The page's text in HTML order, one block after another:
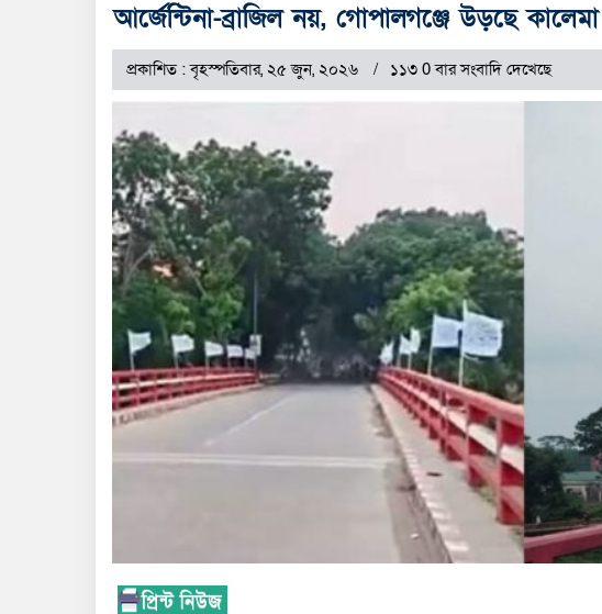
আর্জেন্টিনা-ব্রাজিল নয়, গোপালগঞ্জে উড়ছে
প্রকাশিত : বৃহস্পতিবার, ২৫ জুন, ২০২৬ ১১৩ 0 বার সংবাদি দেখেছে